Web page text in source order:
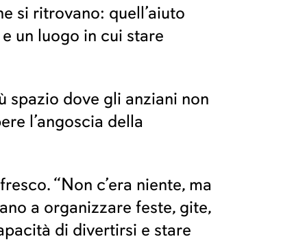
si ritrovano: quell’aiuto
un luogo in cui stare
spazio dove gli anziani non
l’angoscia della
“Non c’era niente, ma
a organizzare feste, gite,
di divertirsi e stare